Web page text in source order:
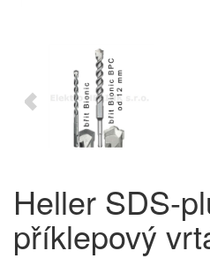
Heller SDS-
příklepový